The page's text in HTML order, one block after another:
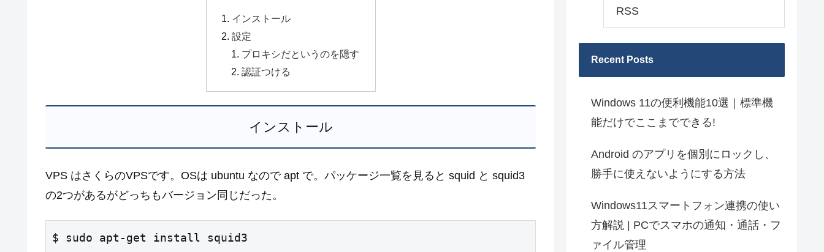
インストール
設定
プロキシだというのを隠す
認証つける
インストール
VPS はさくらのVPSです。OSは ubuntu なので apt で。パッケージ一覧を見ると squid と squid3
の2つがあるがどっちもバージョン同じだった。
$ sudo apt-get install squid3
RSS
Recent Posts
Windows 11の便利機能10選｜標準機
能だけでここまでできる!
Android のアプリを個別にロックし、
勝手に使えないようにする方法
Windows11スマートフォン連携の使い
方解説 | PCでスマホの通知・通話・フ
ァイル管理